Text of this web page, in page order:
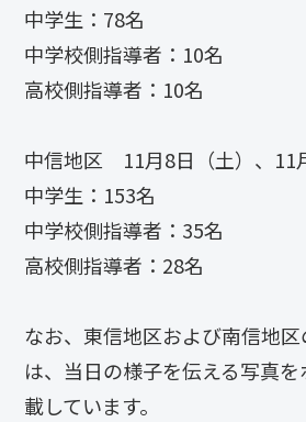
中学生：78名
中学校側指導者：10名
高校側指導者：10名
中信地区 11月8日（土）、11
中学生：153名
中学校側指導者：35名
高校側指導者：28名
なお、東信地区および南信地
は、当日の様子を伝える写真
載しています。